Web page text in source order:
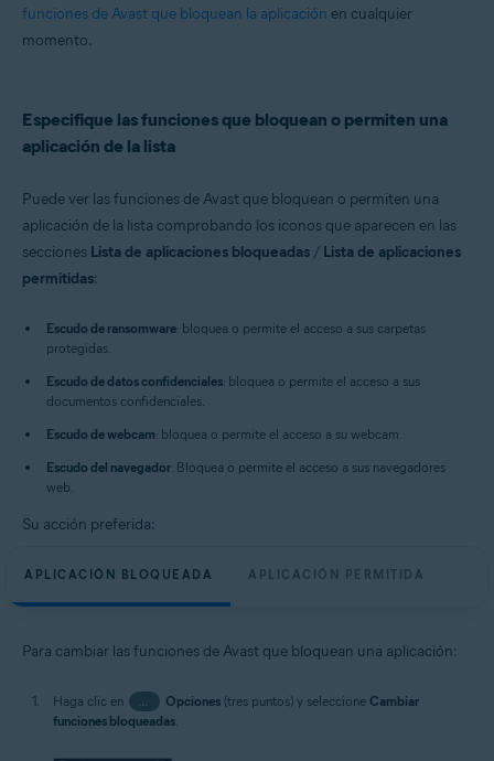
funciones de Avast que bloquean la aplicación en cualquier
momento.
Especifique las funciones que bloquean o permiten una
aplicación de la lista
Puede ver las funciones de Avast que bloquean o permiten una
aplicación de la lista comprobando los iconos que aparecen en las
secciones Lista de aplicaciones bloqueadas / Lista de aplicaciones
permitidas:
Escudo de ransomware: bloquea o permite el acceso a sus carpetas
protegidas.
Escudo de datos confidenciales: bloquea o permite el acceso a sus
documentos confidenciales.
Escudo de webcam: bloquea o permite el acceso a su webcam.
Escudo del navegador: Bloquea o permite el acceso a sus navegadores
web.
Su acción preferida:
APLICACIÓN BLOQUEADA APLICACIÓN PERMITIDA
Para cambiar las funciones de Avast que bloquean una aplicación:
Haga clic en … Opciones(tres puntos) y seleccione Cambiar
funciones bloqueadas.